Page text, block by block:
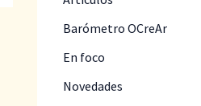
Barómetro OCreAr
En foco
Novedades